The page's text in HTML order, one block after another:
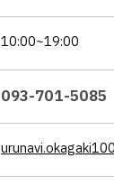
10:00~19:00
093-701-5085